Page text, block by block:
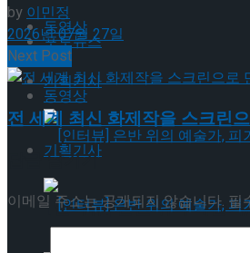
동영상
기획기사
[인터뷰] 은반 위의 예술가,
포토뉴스
동영상
기획기사
by이민정
2026년 07월 27일
Next Post
전 세계 최신 화제작을 스크린
답글 남기기
이메일 주소는 공개되지 않습니다. 필